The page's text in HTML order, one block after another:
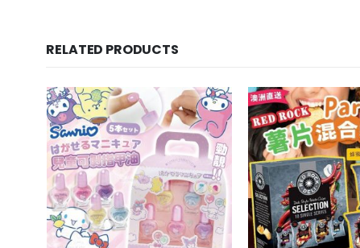
RELATED PRODUCTS